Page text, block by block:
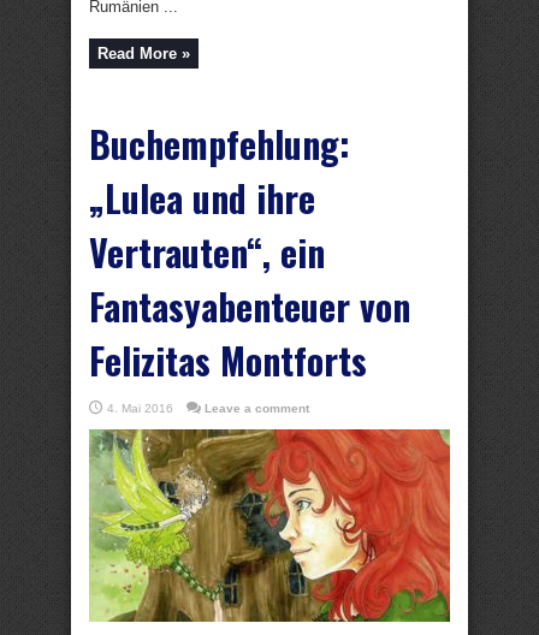
Rumänien ...
Read More »
Buchempfehlung:
„Lulea und ihre
Vertrauten“, ein
Fantasyabenteuer von
Felizitas Montforts
4. Mai 2016 Leave a comment